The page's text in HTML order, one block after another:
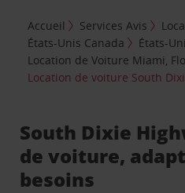
Accueil Services Avis
États-Unis Canada
États-
Location de Voiture Miami,
Location de voiture South
South Dixie
de voiture,
besoins